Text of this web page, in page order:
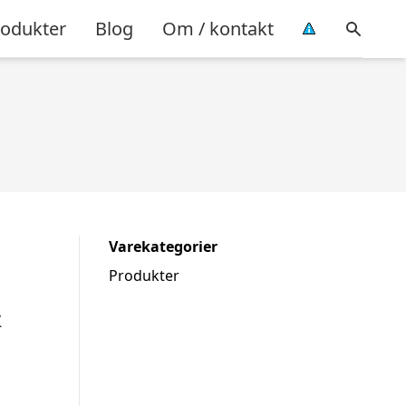
Blog Om / kontakt
Varekategorier
Produkter